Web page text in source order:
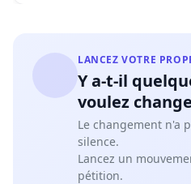
LANCEZ VOTRE
Y a-t-il
voulez
Le changement n'a
silence.
Lancez un
pétition.